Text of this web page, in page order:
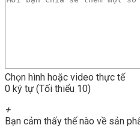
Chọn hình hoặc video thực tế
0 ký tự (Tối thiểu 10)
+
Bạn cảm thấy thế nào về sản